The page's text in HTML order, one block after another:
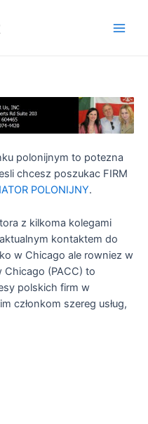
polonijnym to potezna
chcesz poszukac FIRM
POLONIJNY.
z kilkoma kolegami
kontaktem do
w Chicago ale rowniez w
Chicago (PACC) to
polskich firm w
członkom szereg usług,